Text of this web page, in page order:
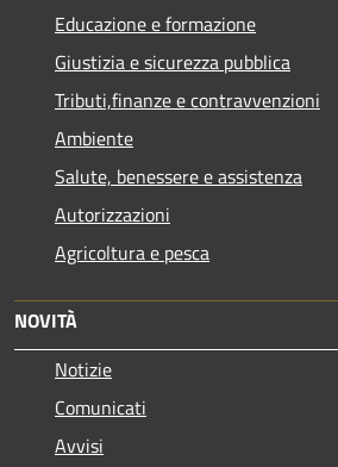
Educazione e formazione
Giustizia e sicurezza pubblica
Tributi,finanze e contravvenzioni
Ambiente
Salute, benessere e assistenza
Autorizzazioni
Agricoltura e pesca
NOVITÀ
Notizie
Comunicati
Avvisi